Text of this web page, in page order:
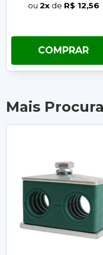
ou 2xde R$ 12,56
COMPRAR
Mais